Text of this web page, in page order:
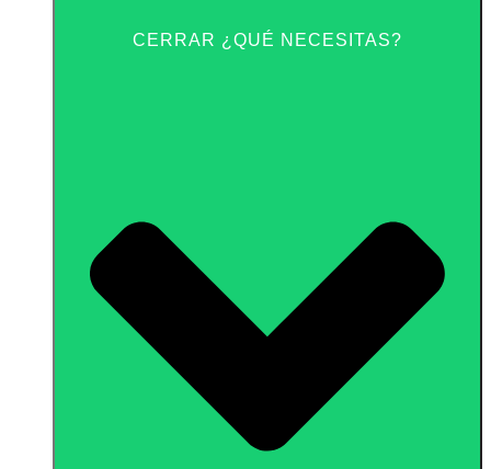
CERRAR ¿QUÉ NECESITAS?